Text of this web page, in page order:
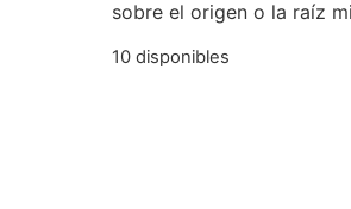
sobre el origen o la raíz
10 disponibles